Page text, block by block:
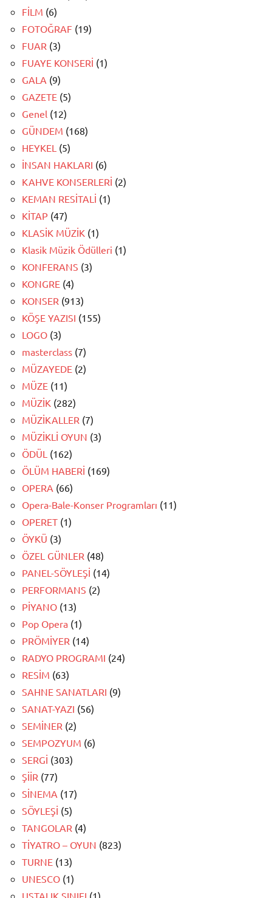
FİLM (6)
FOTOĞRAF (19)
FUAR (3)
FUAYE KONSERİ (1)
GALA (9)
GAZETE (5)
Genel (12)
GÜNDEM (168)
HEYKEL (5)
İNSAN HAKLARI (6)
KAHVE KONSERLERİ (2)
KEMAN RESİTALİ (1)
KİTAP (47)
KLASİK MÜZİK (1)
Klasik Müzik Ödülleri (1)
KONFERANS (3)
KONGRE (4)
KONSER (913)
KÖŞE YAZISI (155)
LOGO (3)
masterclass (7)
MÜZAYEDE (2)
MÜZE (11)
MÜZİK (282)
MÜZİKALLER (7)
MÜZİKLİ OYUN (3)
ÖDÜL (162)
ÖLÜM HABERİ (169)
OPERA (66)
Opera-Bale-Konser Programları (11)
OPERET (1)
ÖYKÜ (3)
ÖZEL GÜNLER (48)
PANEL-SÖYLEŞİ (14)
PERFORMANS (2)
PİYANO (13)
Pop Opera (1)
PRÖMİYER (14)
RADYO PROGRAMI (24)
RESİM (63)
SAHNE SANATLARI (9)
SANAT-YAZI (56)
SEMİNER (2)
SEMPOZYUM (6)
SERGİ (303)
ŞİİR (77)
SİNEMA (17)
SÖYLEŞİ (5)
TANGOLAR (4)
TİYATRO – OYUN (823)
TURNE (13)
UNESCO (1)